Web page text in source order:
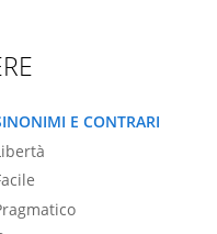
E CONTRARI